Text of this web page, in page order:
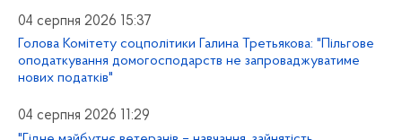
04 серпня 2026 15:37
Голова Комітету соцполітики Галина Третьякова: "Пільгове
оподаткування домогосподарств не запроваджуватиме
нових податків"
04 серпня 2026 11:29